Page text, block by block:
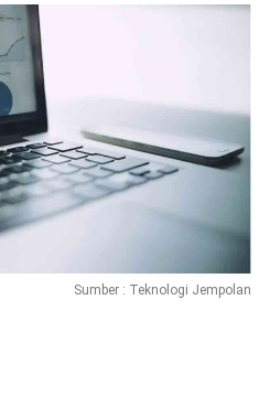
Sumber : Teknologi Jempolan